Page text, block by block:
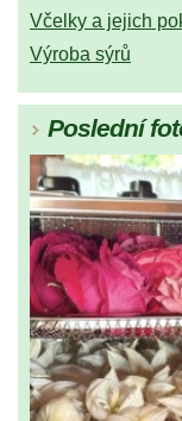
Včelky a jejich
Výroba sýrů
Poslední